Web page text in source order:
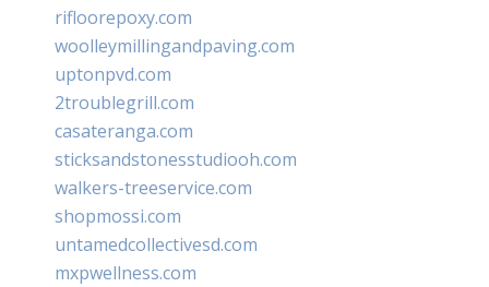
rifloorepoxy.com
woolleymillingandpaving.com
uptonpvd.com
2troublegrill.com
casateranga.com
sticksandstonesstudiooh.com
walkers-treeservice.com
shopmossi.com
untamedcollectivesd.com
mxpwellness.com